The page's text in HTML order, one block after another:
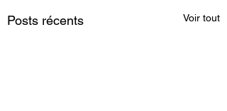
Posts récents Voir tout